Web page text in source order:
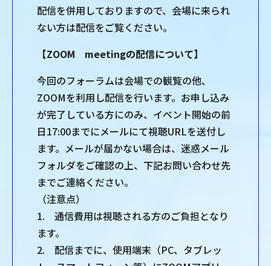
配信を併用しておりますので、会場に来られ
ない方は配信をご覧ください。
【ZOOM meetingの配信について】
今回のフォーラムは会場での観覧の他、
ZOOMを利用し配信を行います。お申し込み
が完了している方にのみ、イベント開始の前
日17:00までにメールにて視聴URLを送付し
ます。メールが届かない場合は、迷惑メール
フォルダをご確認の上、下記お問い合わせ先
までご連絡ください。
（注意点）
1. 通信費用は視聴される方のご負担となり
ます。
2. 配信までに、使用端末（PC、タブレッ